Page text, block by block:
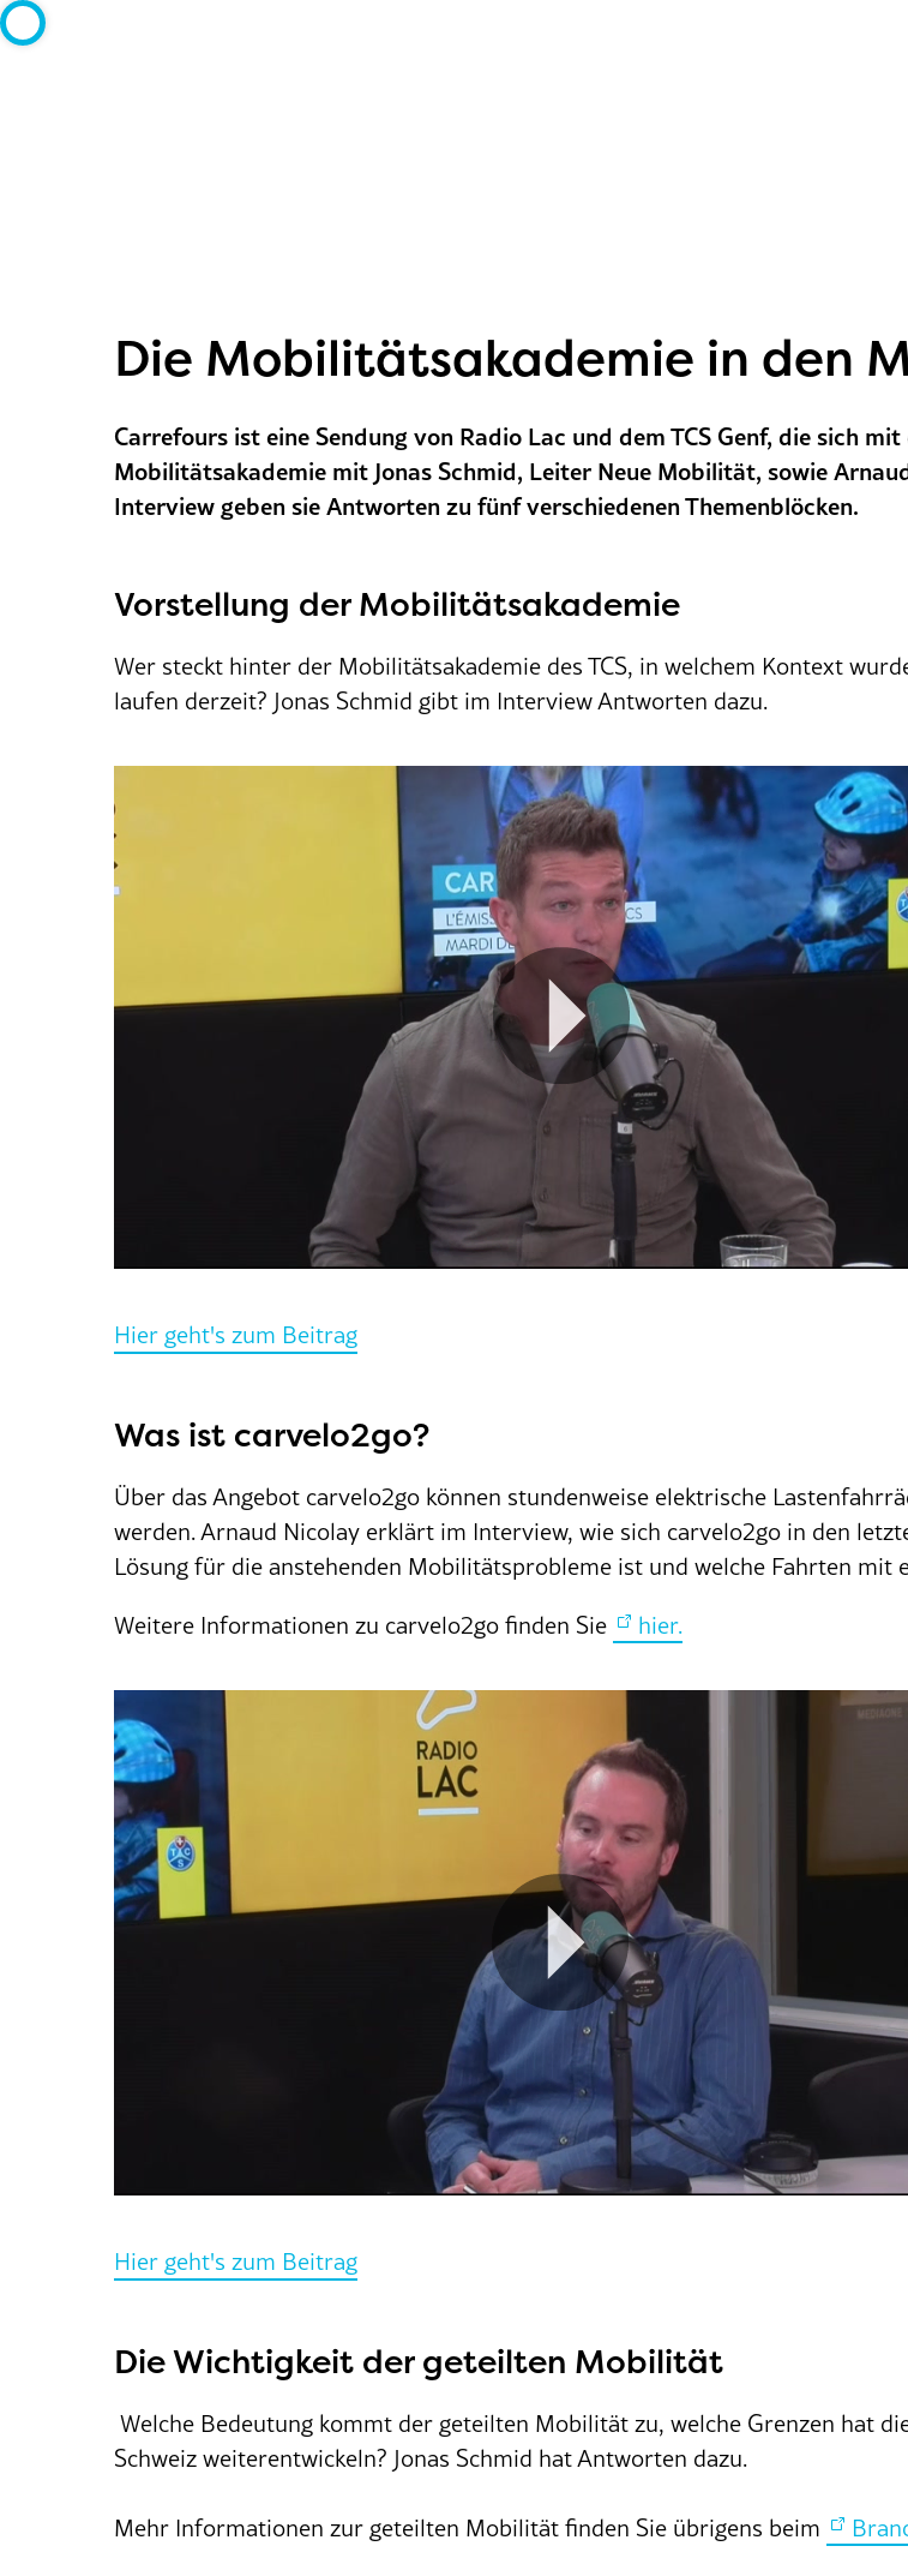
Die Mobilitätsakademie in den
Carrefours ist eine Sendung von Radio Lac und dem TCS Genf, die sich
Mobilitätsakademie mit Jonas Schmid, Leiter Neue Mobilität, sowie
Interview geben sie Antworten zu fünf verschiedenen Themenblöcken.
Vorstellung der Mobilitätsakademie
Wer steckt hinter der Mobilitätsakademie des TCS, in welchem Kontext
laufen derzeit? Jonas Schmid gibt im Interview Antworten dazu.
Hier geht's zum Beitrag
Was ist carvelo2go?
Über das Angebot carvelo2go können stundenweise elektrische
werden. Arnaud Nicolay erklärt im Interview, wie sich carvelo2go in den
Lösung für die anstehenden Mobilitätsprobleme ist und welche Fahrten mit
Weitere Informationen zu carvelo2go finden Sie hier.
Hier geht's zum Beitrag
Die Wichtigkeit der geteilten Mobilität
Welche Bedeutung kommt der geteilten Mobilität zu, welche Grenzen hat
Schweiz weiterentwickeln? Jonas Schmid hat Antworten dazu.
Mehr Informationen zur geteilten Mobilität finden Sie übrigens beim